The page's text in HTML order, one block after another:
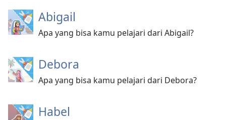
Abigail
Apa yang bisa kamu pelajari dari Abigail?
Debora
Apa yang bisa kamu pelajari dari Debora?
Habel